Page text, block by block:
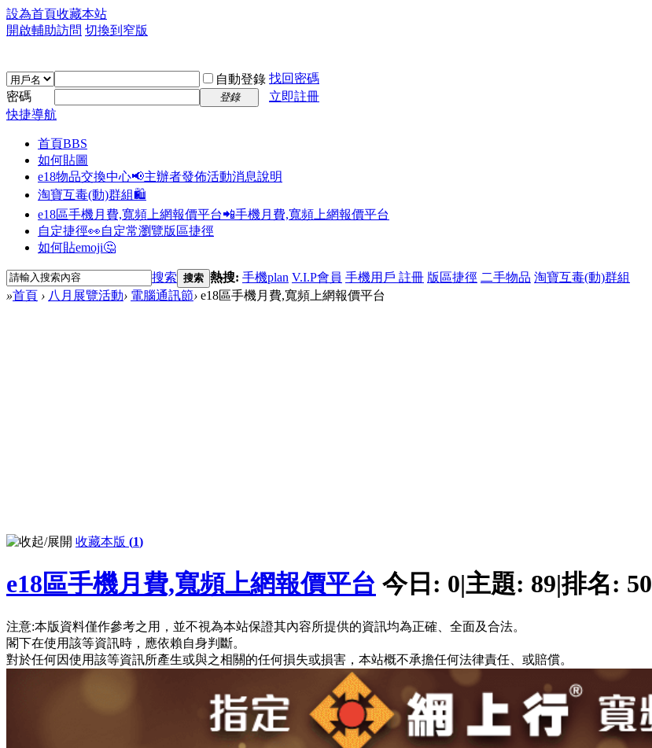
設為首頁收藏本站
開啟輔助訪問 切換到窄版
自動登錄 找回密碼
密碼
登錄
立即註冊
快捷導航
首頁BBS
如何貼圖
e18物品交換中心📢主辦者發佈活動消息說明
淘寶互毒(動)群組🛍️
e18區手機月費,寬頻上網報價平台📲手機月費,寬頻上網報價平台
自定捷徑👀自定常瀏覽版區捷徑
如何貼emoji🤔
搜索 搜索 熱搜: 手機plan V.I.P會員 手機用戶 註冊 版區捷徑 二手物品 淘寶互毒(動)群組
»首頁 › 八月展覽活動› 電腦通訊節› e18區手機月費,寬頻上網報價平台
收藏本版 (1)
e18區手機月費,寬頻上網報價平台 今日: 0|主題: 89|排名: 50
注意:本版資料僅作參考之用，並不視為本站保證其內容所提供的資訊均為正確、全面及合法。
閣下在使用該等資訊時，應依賴自身判斷。
對於任何因使用該等資訊所產生或與之相關的任何損失或損害，本站概不承擔任何法律責任、或賠償。